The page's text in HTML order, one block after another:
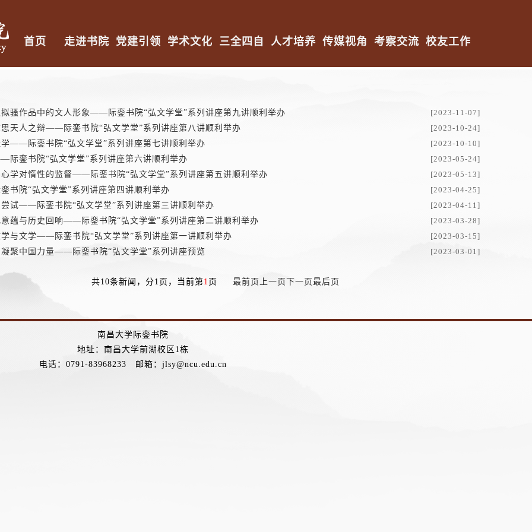
首页 走进书院 党建引领 学术文化 三全四自 人才培养 传媒视角 考察交流 校友工作
骚作品中的文人形象——际銮书院“弘文学堂”系列讲座第九讲顺利举办
[2023-11-07]
天人之辩——际銮书院“弘文学堂”系列讲座第八讲顺利举办
[2023-10-24]
——际銮书院“弘文学堂”系列讲座第七讲顺利举办
[2023-10-10]
际銮书院“弘文学堂”系列讲座第六讲顺利举办
[2023-05-24]
学对惰性的监督——际銮书院“弘文学堂”系列讲座第五讲顺利举办
[2023-05-13]
书院“弘文学堂”系列讲座第四讲顺利举办
[2023-04-25]
试——际銮书院“弘文学堂”系列讲座第三讲顺利举办
[2023-04-11]
蕴与历史回响——际銮书院“弘文学堂”系列讲座第二讲顺利举办
[2023-03-28]
与文学——际銮书院“弘文学堂”系列讲座第一讲顺利举办
[2023-03-15]
聚中国力量——际銮书院“弘文学堂”系列讲座预览
[2023-03-01]
共10条新闻，分1页，当前第 1 页 最前页 上一页 下一页 最后页
南昌大学际銮书院
地址：南昌大学前湖校区1栋
电话：0791-83968233 邮箱：jlsy@ncu.edu.cn